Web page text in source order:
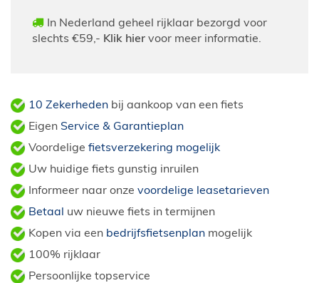
In Nederland geheel rijklaar bezorgd voor
slechts €59,- Klik hier voor meer informatie.
10 Zekerheden bij aankoop van een fiets
Eigen Service & Garantieplan
Voordelige fietsverzekering mogelijk
Uw huidige fiets gunstig inruilen
Informeer naar onze voordelige leasetarieven
Betaal
uw nieuwe fiets in termijnen
Kopen via een bedrijfsfietsenplan mogelijk
100% rijklaar
Persoonlijke topservice